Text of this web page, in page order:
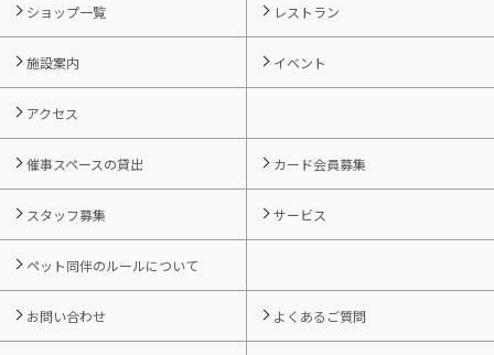
ショップ一覧 レストラン
施設案内 イベント
アクセス
催事スペースの貸出 カード会員募集
スタッフ募集 サービス
ペット同伴のルールについて
お問い合わせ よくあるご質問